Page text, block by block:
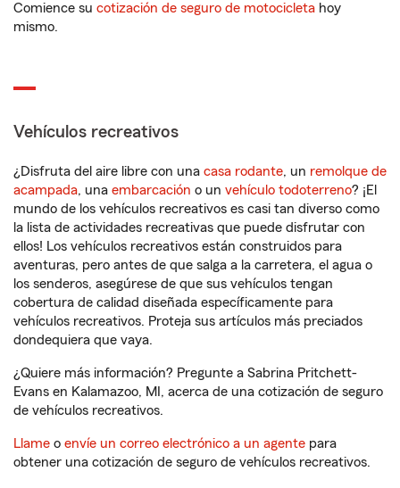
Comience su cotización de seguro de motocicleta hoy
mismo.
Vehículos recreativos
¿Disfruta del aire libre con una casa rodante, un remolque de
acampada, una embarcación o un vehículo todoterreno? ¡El
mundo de los vehículos recreativos es casi tan diverso como
la lista de actividades recreativas que puede disfrutar con
ellos! Los vehículos recreativos están construidos para
aventuras, pero antes de que salga a la carretera, el agua o
los senderos, asegúrese de que sus vehículos tengan
cobertura de calidad diseñada específicamente para
vehículos recreativos. Proteja sus artículos más preciados
dondequiera que vaya.
¿Quiere más información? Pregunte a Sabrina Pritchett-
Evans en Kalamazoo, MI, acerca de una cotización de seguro
de vehículos recreativos.
Llame o envíe un correo electrónico a un agente para
obtener una cotización de seguro de vehículos recreativos.